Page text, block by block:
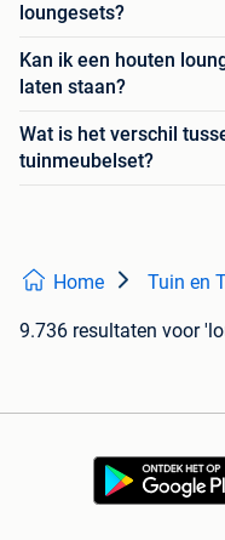
loungesets?
Kan ik een houten
laten staan?
Wat is het verschil
tuinmeubelset?
Home Tuin en
9.736 resultaten voor